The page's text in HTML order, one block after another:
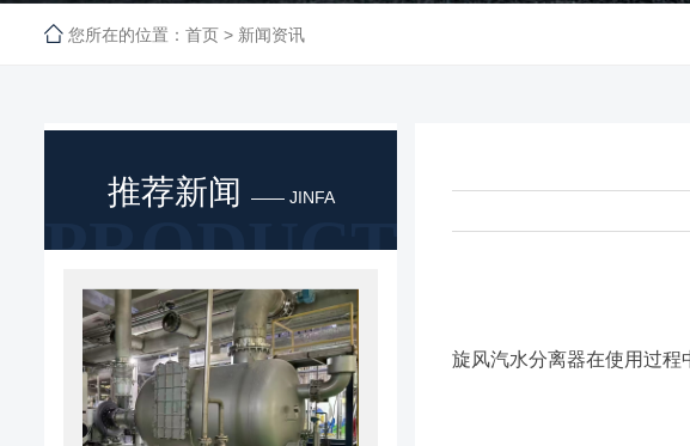
您所在的位置： 首页 > 新闻资讯
推荐新闻 —— JINFA
PRODUCT
旋风汽水分离器在使用过程